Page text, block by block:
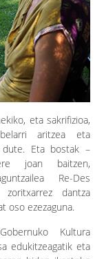
eta sakrifizioa,
aritzea eta
Eta bostak –
joan baitzen,
Re-Des
dantza
oso ezezaguna.
Kultura
edukitzeagatik eta